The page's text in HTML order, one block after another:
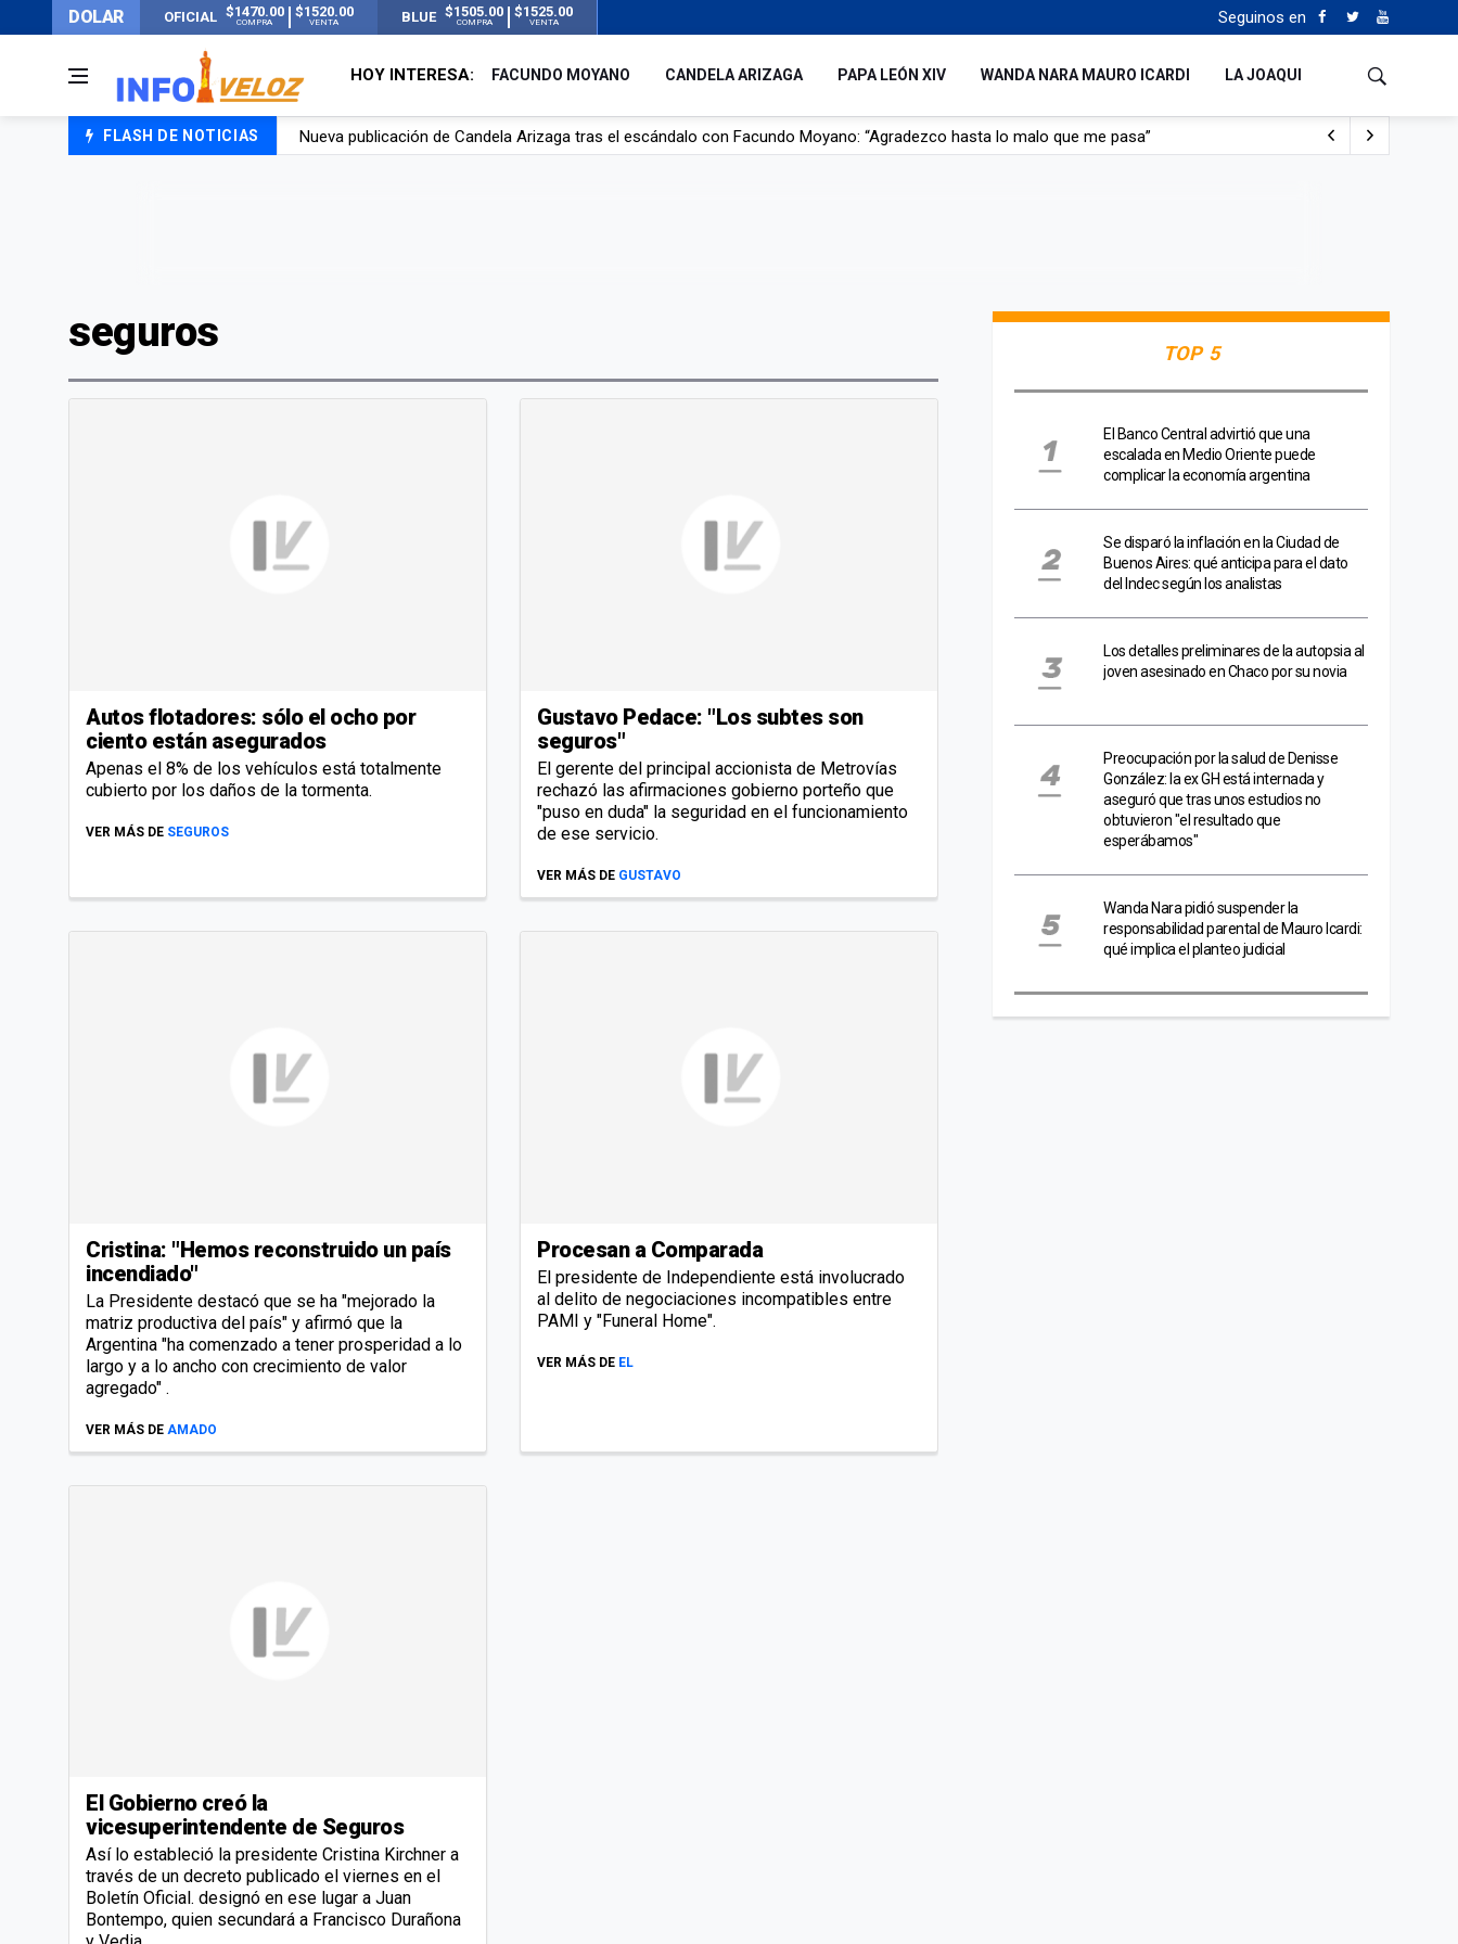
DOLAR OFICIAL $1470.00
COMPRA
$1520.00
VENTA BLUE $1505.00
COMPRA
$1525.00
VENTA Seguinos en
HOY INTERESA: FACUNDO MOYANO CANDELA ARIZAGA PAPA LEÓN XIV WANDA NARA MAURO ICARDI LA JOAQUI
FLASH DE NOTICIAS
Nueva publicación de Candela Arizaga tras el escándalo con Facundo Moyano: “Agradezco hasta lo malo que me pasa”
Un joven murió quemado por su novia en San Luis: pasó seis días de agonía tras ser rociado con nafta y prendido fuego
seguros
Autos flotadores: sólo el ocho por
ciento están asegurados
Apenas el 8% de los vehículos está totalmente
cubierto por los daños de la tormenta.
VER MÁS DE SEGUROS
Gustavo Pedace: "Los subtes son
seguros"
El gerente del principal accionista de Metrovías
rechazó las afirmaciones gobierno porteño que
"puso en duda" la seguridad en el funcionamiento
de ese servicio.
VER MÁS DE GUSTAVO
Cristina: "Hemos reconstruido un país
incendiado"
La Presidente destacó que se ha "mejorado la
matriz productiva del país" y afirmó que la
Argentina "ha comenzado a tener prosperidad a lo
largo y a lo ancho con crecimiento de valor
agregado" .
VER MÁS DE AMADO
Procesan a Comparada
El presidente de Independiente está involucrado
al delito de negociaciones incompatibles entre
PAMI y "Funeral Home".
VER MÁS DE EL
El Gobierno creó la
vicesuperintendente de Seguros
Así lo estableció la presidente Cristina Kirchner a
través de un decreto publicado el viernes en el
Boletín Oficial. designó en ese lugar a Juan
Bontempo, quien secundará a Francisco Durañona
TOP 5
El Banco Central advirtió que una
escalada en Medio Oriente puede
complicar la economía argentina
Se disparó la inflación en la Ciudad de
Buenos Aires: qué anticipa para el dato
del Indec según los analistas
Los detalles preliminares de la autopsia al
joven asesinado en Chaco por su novia
Preocupación por la salud de Denisse
González: la ex GH está internada y
aseguró que tras unos estudios no
obtuvieron "el resultado que
esperábamos"
Wanda Nara pidió suspender la
responsabilidad parental de Mauro Icardi:
qué implica el planteo judicial